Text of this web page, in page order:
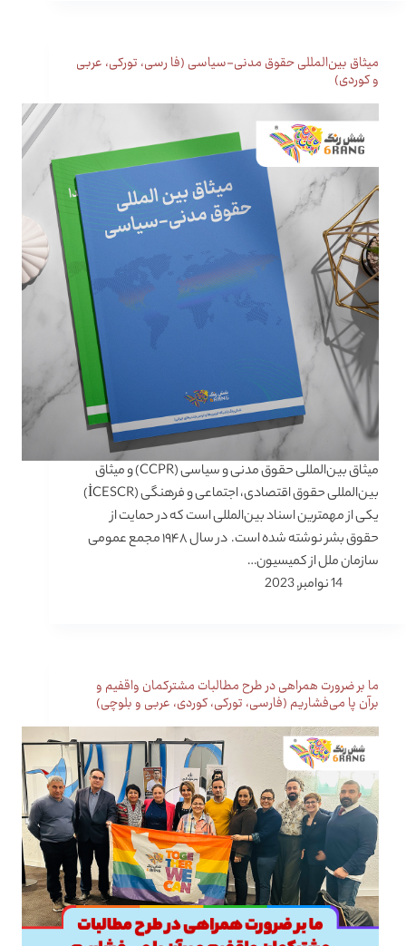
میثاق بین‌المللی حقوق مدنی-سیاسی (فا رسی، تورکی، عربی
و کوردی)
میثاق بین‌المللی حقوق مدنی و سیاسی (CCPR) و میثاق
بین‌المللی حقوق اقتصادی، اجتماعی و فرهنگی (İCESCR)
یکی از مهمترین اسناد بین‌المللی است که در حمایت از
حقوق بشر نوشته شده است. در سال ۱۹۴۸ مجمع عمومی
سازمان ملل از کمیسیون…
14 نوامبر, 2023
ما بر ضرورت همراهی در طرح مطالبات مشترکمان واقفیم و
برآن پا می‌فشاریم (فارسی، تورکی، کوردی، عربی و بلوچی)